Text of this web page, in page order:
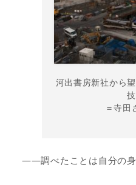
河出書房新社から
＝寺田
――調べたことは自分の